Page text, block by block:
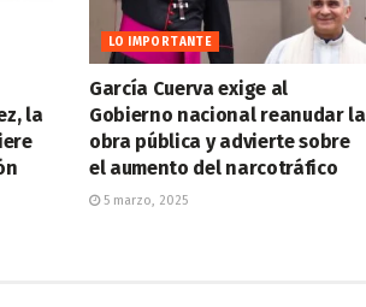
la
LO IMPORTANTE
García Cuerva exige al
Gobierno nacional reanudar la
obra pública y advierte sobre
el aumento del narcotráfico
5 marzo, 2025